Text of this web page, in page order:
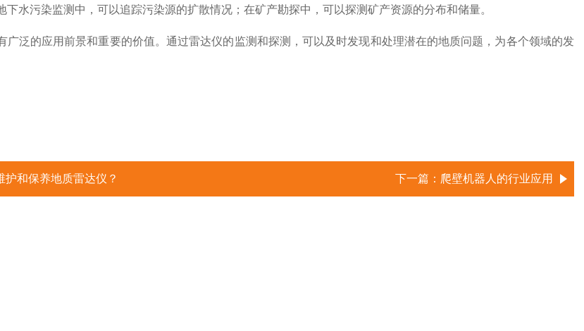
下水污染监测中，可以追踪污染源的扩散情况；在矿产勘探中，可以探测矿产资源的分布和储量。
泛的应用前景和重要的价值。通过雷达仪的监测和探测，可以及时发现和处理潜在的地质问题，为各个领域的发
护和保养地质雷达仪？ 下一篇： 爬壁机器人的行业应用